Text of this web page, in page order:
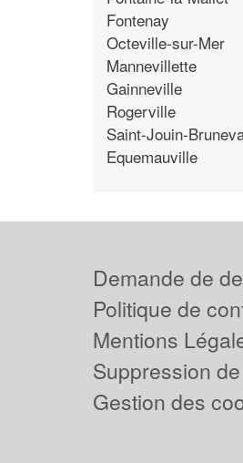
Fontenay
Octeville-sur-Mer
Mannevillette
Gainneville
Rogerville
Saint-Jouin-
Equemauville
Demande de
Politique de
Mentions
Suppression
Gestion des